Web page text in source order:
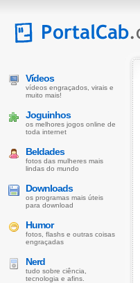
Vídeos
vídeos engraçados, virais e
muito mais!
Joguinhos
os melhores jogos online de
toda internet
Beldades
fotos das mulheres mais
lindas do mundo
Downloads
os programas mais úteis
para download
Humor
fotos, flashs e outras coisas
engraçadas
Nerd
tudo sobre ciência,
tecnologia e afins.